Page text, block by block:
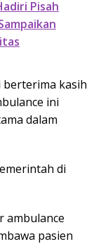
Pisah
berterima kasih
ini
dalam
di
ambulance
pasien